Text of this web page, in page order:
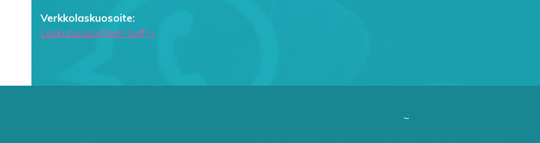
Verkkolaskuosoite:
Laskutusosoitteet (pdf) »
~